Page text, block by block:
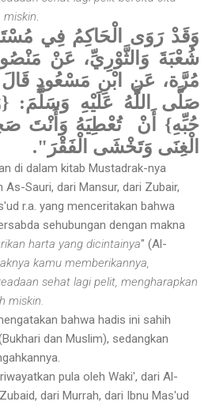
miskin
وَقَدْ رَوَى الْحَاكِمُ فِي
شُعْبَةَ وَالثَّوْرِيِّ، عَنْ
مُرَّة، عَنِ ابْنِ مَسْعُودٍ
صَلَّى اللَّهُ عَلَيْهِ وَسَلَّمَ:
حُبِّهِ} أَنْ تُعْطِيَهُ وَأَنْتَ
الْغِنَى وَتَخْشَى الْفَقْرَ".
di dalam kitab Mustadrak-nya
As-Sauri, dari Mansur, dari Zubair,
r.a. yang menceritakan bahwa
sehubungan dengan makna
harta yang dicintainya" (Al-
kamu memberikannya,
sehat lagi pelit, mengharapkan
miskin.
bahwa hadis ini sahih
dan Muslim), sedangkan
pula oleh Waki', dari Al-
dari Murrah, dari Ibnu Mas'ud